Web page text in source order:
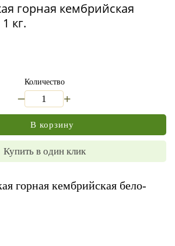
горная кембрийская
кг.
Количество
+
В корзину
Купить в один клик